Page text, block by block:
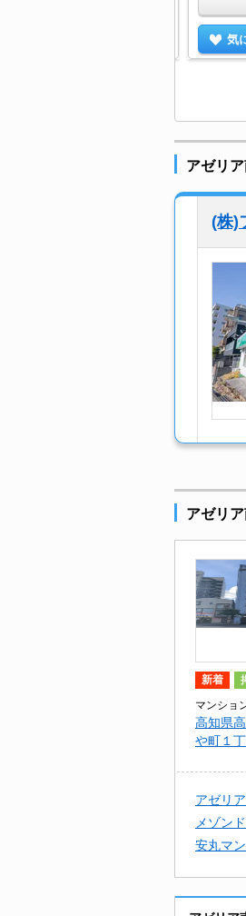
気
アゼリ
(株)
アゼリ
新着
マンショ
高知県
や町１
アゼリ
メゾン
安丸マ